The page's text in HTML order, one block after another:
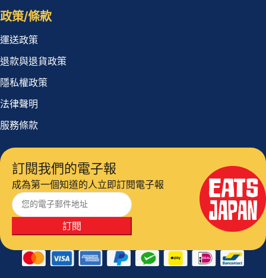
政策/條款
運送政策
退款與退貨政策
隱私權政策
法律聲明
服務條款
訂閱我們的電子報
成為第一個知道的人立即訂閱電子報
訂閱